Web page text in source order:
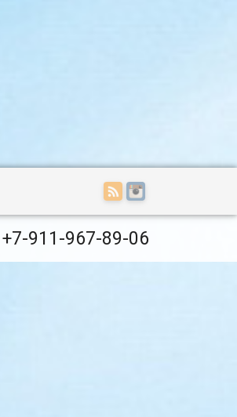
+7-911-967-89-06